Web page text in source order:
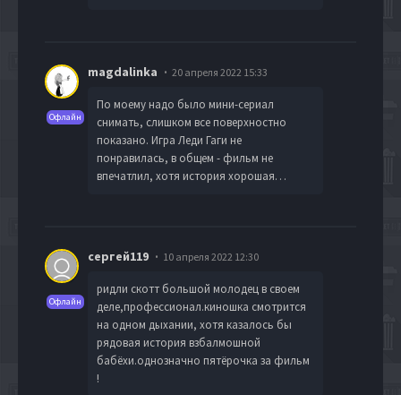
Офлайн
magdalinka 20 апреля 2022 15:33
По моему надо было мини-сериал
снимать, слишком все поверхностно
показано. Игра Леди Гаги не
понравилась, в общем - фильм не
впечатлил, хотя история хорошая…
Офлайн
сергей119 10 апреля 2022 12:30
ридли скотт большой молодец в своем
деле,профессионал.киношка смотрится
на одном дыхании, хотя казалось бы
рядовая история взбалмошной
бабёхи.однозначно пятёрочка за фильм
!